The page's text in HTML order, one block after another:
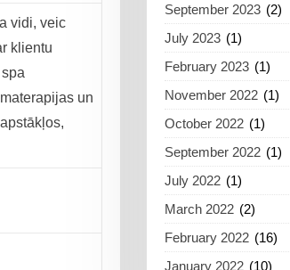
vidi, veic
klientu
un
September 2023 (2)
July 2023 (1)
February 2023 (1)
November 2022 (1)
October 2022 (1)
September 2022 (1)
July 2022 (1)
March 2022 (2)
February 2022 (16)
January 2022 (10)